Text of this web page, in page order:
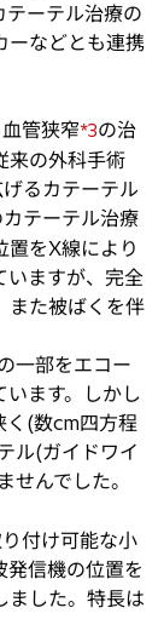
テーテル治療の
ーなどとも連携
管狭窄*3の治
来の外科手術
るカテーテル
テーテル治療
置をX線により
いますが、完全
また被ばくを伴
一部をエコー
ます。しかし
く(数cm四方程
ル(ガイドワイ
んでした。
付け可能な小
発信機の位置を
ました。特長は